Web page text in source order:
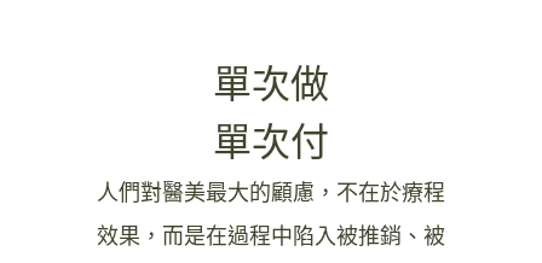
單次做
單次付
人們對醫美最大的顧慮，不在於療程
效果，而是在過程中陷入被推銷、被